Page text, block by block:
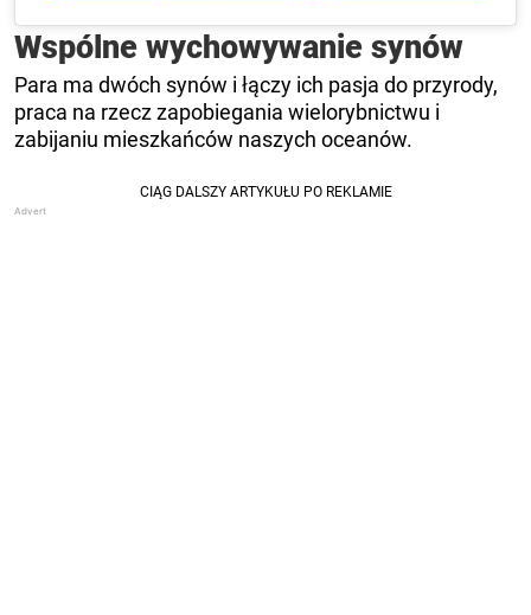
Wspólne wychowywanie synów
Para ma dwóch synów i łączy ich pasja do przyrody,
praca na rzecz zapobiegania wielorybnictwu i
zabijaniu mieszkańców naszych oceanów.